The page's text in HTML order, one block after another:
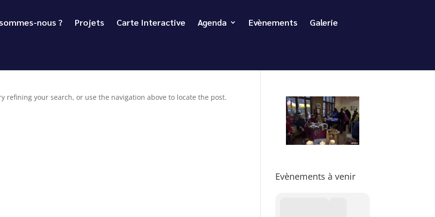
nous ? Projets Carte Interactive Agenda Evènements Galerie
refining your search, or use the navigation above to locate the post.
Evènements à venir